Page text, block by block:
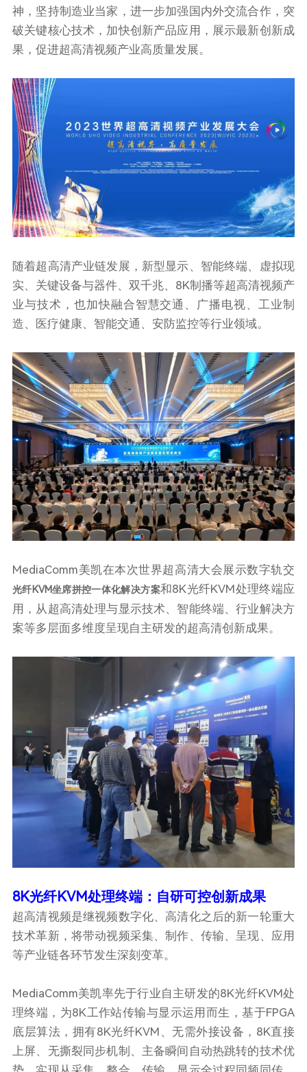
神，坚持制造业当家，进一步加强国内外交流合作，突
破关键核心技术，加快创新产品应用，展示最新创新成
果，促进超高清视频产业高质量发展。
随着超高清产业链发展，新型显示、智能终端、虚拟现
实、关键设备与器件、双千兆、8K制播等超高清视频产
业与技术，也加快融合智慧交通、广播电视、工业制
造、医疗健康、智能交通、安防监控等行业领域。
MediaComm美凯在本次世界超高清大会展示数字轨交
光纤KVM坐席拼控一体化解决方案和8K光纤KVM处理终端应
用，从超高清处理与显示技术、智能终端、行业解决方
案等多层面多维度呈现自主研发的超高清创新成果。
8K光纤KVM处理终端：自研可控创新成果
超高清视频是继视频数字化、高清化之后的新一轮重大
技术革新，将带动视频采集、制作、传输、呈现、应用
等产业链各环节发生深刻变革。
MediaComm美凯率先于行业自主研发的8K光纤KVM处
理终端，为8K工作站传输与显示运用而生，基于FPGA
底层算法，拥有8K光纤KVM、无需外接设备，8K直接
上屏、无撕裂同步机制、主备瞬间自动热跳转的技术优